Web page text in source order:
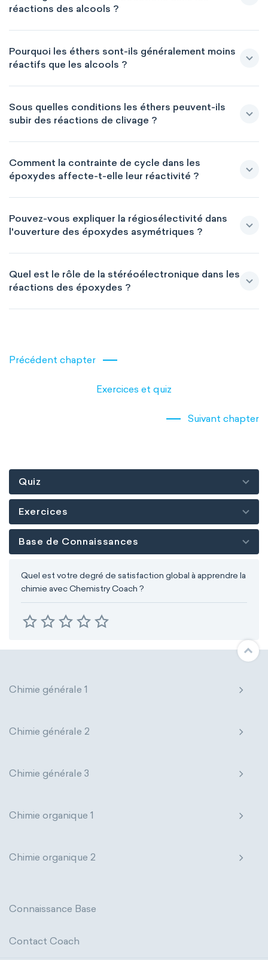
réactions des alcools ?
Pourquoi les éthers sont-ils généralement moins
réactifs que les alcools ?
Sous quelles conditions les éthers peuvent-ils
subir des réactions de clivage ?
Comment la contrainte de cycle dans les
époxydes affecte-t-elle leur réactivité ?
Pouvez-vous expliquer la régiosélectivité dans
l'ouverture des époxydes asymétriques ?
Quel est le rôle de la stéréoélectronique dans les
réactions des époxydes ?
Précédent chapter
Exercices et quiz
Suivant chapter
Quiz
Exercices
Base de Connaissances
Quel est votre degré de satisfaction global à apprendre la
chimie avec Chemistry Coach ?
Chimie générale 1
Chimie générale 2
Chimie générale 3
Chimie organique 1
Chimie organique 2
Connaissance Base
Contact Coach